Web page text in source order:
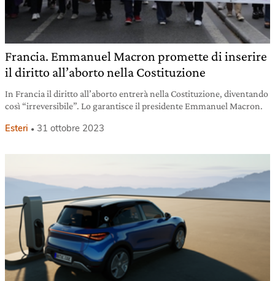
Francia. Emmanuel Macron promette di inserire
il diritto all’aborto nella Costituzione
In Francia il diritto all’aborto entrerà nella Costituzione, diventando
così “irreversibile”. Lo garantisce il presidente Emmanuel Macron.
Esteri 31 ottobre 2023